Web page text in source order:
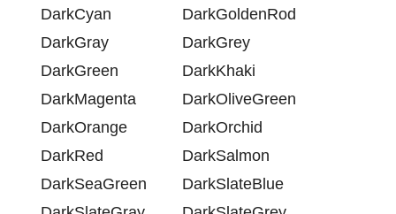
DarkCyan
DarkGoldenRod
DarkGray
DarkGrey
DarkGreen
DarkKhaki
DarkMagenta
DarkOliveGreen
DarkOrange
DarkOrchid
DarkRed
DarkSalmon
DarkSeaGreen
DarkSlateBlue